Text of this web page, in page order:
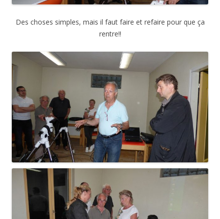
Des choses simples, mais il faut faire et refaire pour que ça
rentre!!